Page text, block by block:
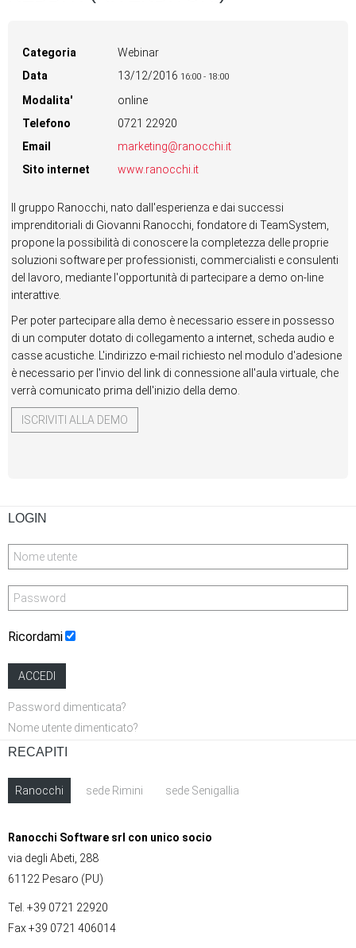
Categoria
Webinar
Data
13/12/2016 16:00 - 18:00
Modalita'
online
Telefono
0721 22920
Email
marketing@ranocchi.it
Sito internet
www.ranocchi.it
Il gruppo Ranocchi, nato dall'esperienza e dai successi
imprenditoriali di Giovanni Ranocchi, fondatore di TeamSystem,
propone la possibilità di conoscere la completezza delle proprie
soluzioni software per professionisti, commercialisti e consulenti
del lavoro, mediante l'opportunità di partecipare a demo on-line
interattive.
Per poter partecipare alla demo è necessario essere in possesso
di un computer dotato di collegamento a internet, scheda audio e
casse acustiche. L'indirizzo e-mail richiesto nel modulo d'adesione
è necessario per l'invio del link di connessione all'aula virtuale, che
verrà comunicato prima dell'inizio della demo.
ISCRIVITI ALLA DEMO
LOGIN
Ricordami
ACCEDI
Password dimenticata?
Nome utente dimenticato?
RECAPITI
Ranocchi sede Rimini sede Senigallia
Ranocchi Software srl con unico socio
via degli Abeti, 288
61122 Pesaro (PU)
Tel. +39 0721 22920
Fax +39 0721 406014